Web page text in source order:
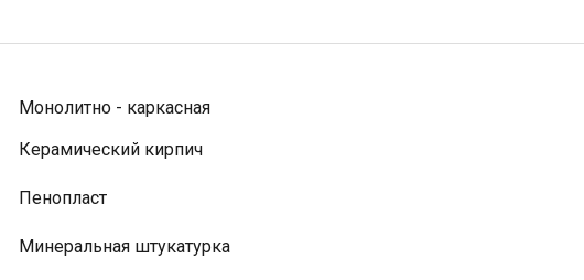
Монолитно - каркасная
Керамический кирпич
Пенопласт
Минеральная штукатурка